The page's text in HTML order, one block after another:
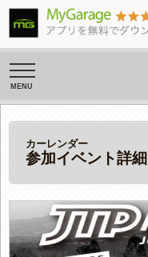
toggle
navigation
カーレンダー
参加イベント詳細